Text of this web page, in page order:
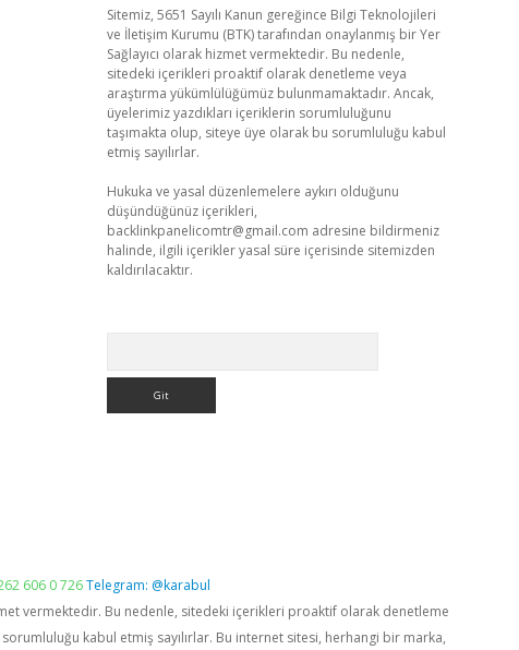
Sitemiz, 5651 Sayılı Kanun gereğince Bilgi Teknolojileri
ve İletişim Kurumu (BTK) tarafından onaylanmış bir Yer
Sağlayıcı olarak hizmet vermektedir. Bu nedenle,
sitedeki içerikleri proaktif olarak denetleme veya
araştırma yükümlülüğümüz bulunmamaktadır. Ancak,
üyelerimiz yazdıkları içeriklerin sorumluluğunu
taşımakta olup, siteye üye olarak bu sorumluluğu kabul
etmiş sayılırlar.
Hukuka ve yasal düzenlemelere aykırı olduğunu
düşündüğünüz içerikleri,
backlinkpanelicomtr@gmail.com adresine bildirmeniz
halinde, ilgili içerikler yasal süre içerisinde sitemizden
kaldırılacaktır.
606 0 726Telegram: @karabul
vermektedir. Bu nedenle, sitedeki içerikleri proaktif olarak denetleme
kabul etmiş sayılırlar. Bu internet sitesi, herhangi bir marka,